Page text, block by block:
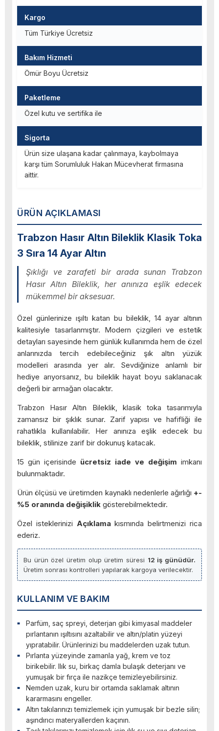
ÜRÜN AÇIKLAMASI
Trabzon Hasır Altın Bileklik Klasik Toka
3 Sıra 14 Ayar Altın
Şıklığı ve zarafeti bir arada sunan Trabzon
Hasır Altın Bileklik, her anınıza eşlik edecek
mükemmel bir aksesuar.
Özel günlerinize ışıltı katan bu bileklik, 14 ayar altının
kalitesiyle tasarlanmıştır. Modern çizgileri ve estetik
detayları sayesinde hem günlük kullanımda hem de özel
anlarınızda tercih edebileceğiniz şık altın yüzük
modelleri arasında yer alır. Sevdiğinize anlamlı bir
hediye arıyorsanız, bu bileklik hayat boyu saklanacak
değerli bir armağan olacaktır.
Trabzon Hasır Altın Bileklik, klasik toka tasarımıyla
zamansız bir şıklık sunar. Zarif yapısı ve hafifliği ile
rahatlıkla kullanılabilir. Her anınıza eşlik edecek bu
bileklik, stilinize zarif bir dokunuş katacak.
15 gün içerisinde ücretsiz iade ve değişim imkanı
bulunmaktadır.
Ürün ölçüsü ve üretimden kaynaklı nedenlerle ağırlığı +-
%5 oranında değişiklik gösterebilmektedir.
Özel isteklerinizi Açıklamakısmında belirtmenizi rica
ederiz.
Bu ürün özel üretim olup üretim süresi 12 iş günüdür.
Üretim sonrası kontrolleri yapılarak kargoya verilecektir.
Kargo
Tüm Türkiye Ücretsiz
Bakım Hizmeti
Ömür Boyu Ücretsiz
Paketleme
Özel kutu ve sertifika ile
Sigorta
Ürün size ulaşana kadar çalınmaya, kaybolmaya
karşı tüm Sorumluluk Hakan Mücevherat firmasına
aittir.
KULLANIM VE BAKIM
Parfüm, saç spreyi, deterjan gibi kimyasal maddeler
pırlantanın ışıltısını azaltabilir ve altın/platin yüzeyi
yıpratabilir. Ürünlerinizi bu maddelerden uzak tutun.
Pırlanta yüzeyinde zamanla yağ, krem ve toz
birikebilir. Ilık su, birkaç damla bulaşık deterjanı ve
yumuşak bir fırça ile nazikçe temizleyebilirsiniz.
Nemden uzak, kuru bir ortamda saklamak altının
kararmasını engeller.
Altın takılarınızı temizlemek için yumuşak bir bezle silin;
aşındırıcı materyallerden kaçının.